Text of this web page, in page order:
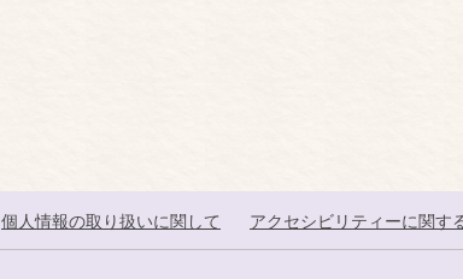
個人情報の取り扱いに関して アクセシビリティーに関す